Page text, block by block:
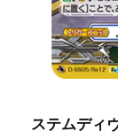
ステムディ